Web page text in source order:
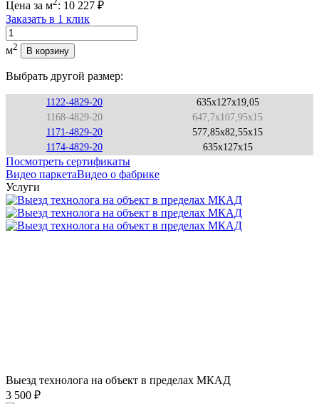
Цена за м : 10 227 ₽
Заказать в 1 клик
Количество
м2 В корзину
Выбрать другой размер:
1122-4829-20
635x127x19,05
1168-4829-20
647,7x107,95x15
1171-4829-20
577,85x82,55x15
1174-4829-20
635x127x15
Посмотреть сертификаты
Видео паркетаВидео о фабрике
Услуги
Выезд технолога на объект в пределах МКАД
3 500 ₽